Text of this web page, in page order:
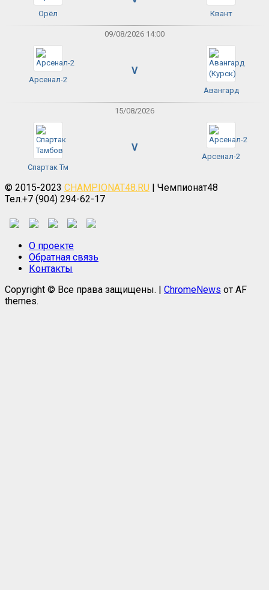
Орёл Квант
09/08/2026 14:00
Арсенал-2
V
Авангард
15/08/2026
Спартак Тм
V
Арсенал-2
© 2015-2023 CHAMPIONAT48.RU | Чемпионат48
Тел.+7 (904) 294-62-17
О проекте
Обратная связь
Контакты
Copyright © Все права защищены. | ChromeNews от AF
themes.